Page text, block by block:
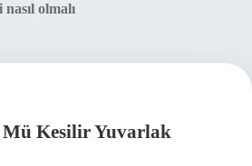
olmalı
Mü Kesilir Yuvarlak